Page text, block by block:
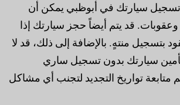
سيارتك في أبوظبي يمكن أن
قد يتم أيضاً حجز سيارتك إذا
بتسجيل منتهٍ. بالإضافة إلى ذلك، قد لا
سيارتك بدون تسجيل ساري
متابعة تواريخ التجديد لتجنب أي مشاكل